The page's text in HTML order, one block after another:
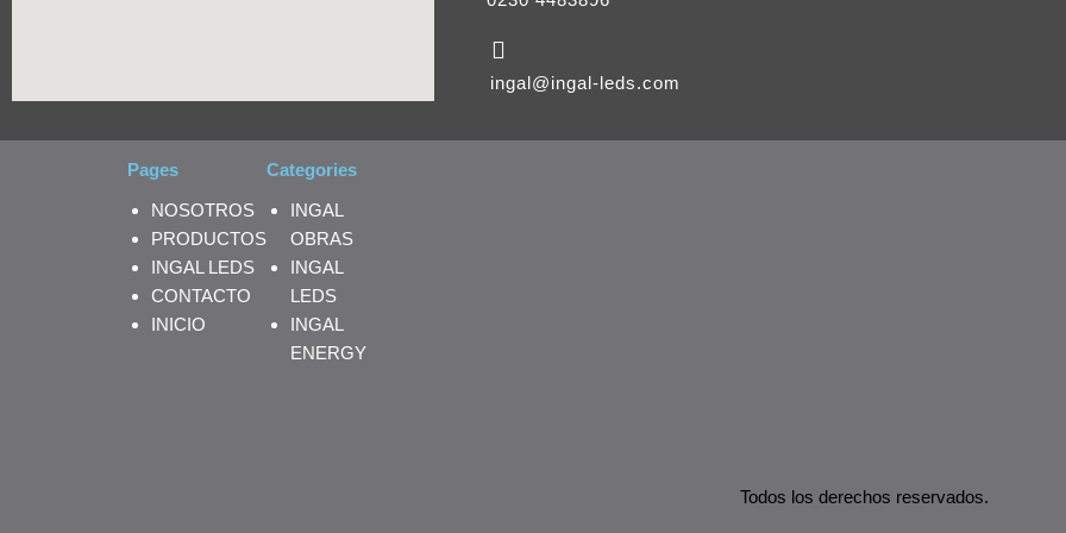
ingal@ingal-leds.com
Pages
NOSOTROS
PRODUCTOS
INGAL LEDS
CONTACTO
INICIO
Categories
INGAL
OBRAS
INGAL
LEDS
INGAL
ENERGY
Todos los derechos reservados.